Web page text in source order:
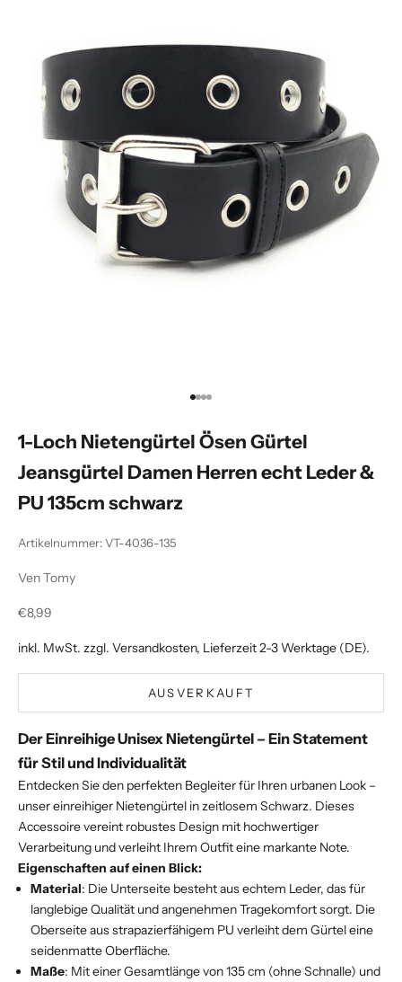
Gehe zu Element 1
Gehe zu Element 2
Gehe zu Element 3
Gehe zu Element 4
1-Loch Nietengürtel Ösen Gürtel
Jeansgürtel Damen Herren echt Leder &
PU 135cm schwarz
Artikelnummer: VT-4036-135
Ven Tomy
Angebot
€8,99
inkl. MwSt. zzgl. Versandkosten, Lieferzeit 2-3 Werktage (DE).
AUSVERKAUFT
Der Einreihige Unisex Nietengürtel – Ein Statement
für Stil und Individualität
Entdecken Sie den perfekten Begleiter für Ihren urbanen Look –
unser einreihiger Nietengürtel in zeitlosem Schwarz. Dieses
Accessoire vereint robustes Design mit hochwertiger
Verarbeitung und verleiht Ihrem Outfit eine markante Note.
Eigenschaften auf einen Blick:
Material: Die Unterseite besteht aus echtem Leder, das für
langlebige Qualität und angenehmen Tragekomfort sorgt. Die
Oberseite aus strapazierfähigem PU verleiht dem Gürtel eine
seidenmatte Oberfläche.
Maße: Mit einer Gesamtlänge von 135 cm (ohne Schnalle) und